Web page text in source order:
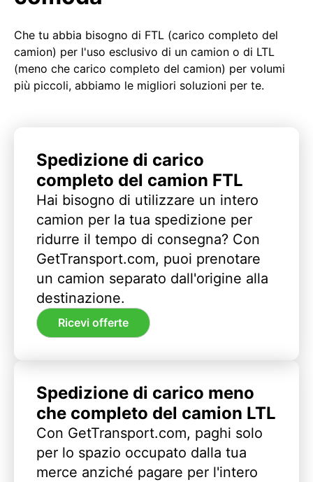
Che tu abbia bisogno di FTL (carico completo del
camion) per l'uso esclusivo di un camion o di LTL
(meno che carico completo del camion) per volumi
più piccoli, abbiamo le migliori soluzioni per te.
Spedizione di carico
completo del camion FTL
Hai bisogno di utilizzare un intero
camion per la tua spedizione per
ridurre il tempo di consegna? Con
GetTransport.com, puoi prenotare
un camion separato dall'origine alla
destinazione.
Ricevi offerte
Spedizione di carico meno
che completo del camion LTL
Con GetTransport.com, paghi solo
per lo spazio occupato dalla tua
merce anziché pagare per l'intero